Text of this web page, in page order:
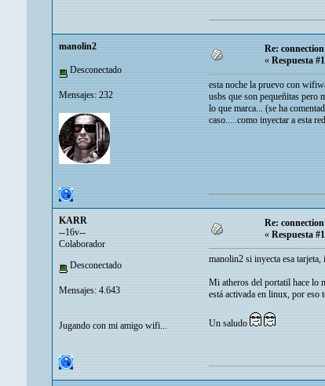
manolin2
Desconectado
Mensajes: 232
Re:
«Respuesta
esta noche la pruevo con
usbs que son pequeñitas pero
lo que marca... (se ha
caso.....como inyectar a esta
KARR
--16v--
Colaborador
Desconectado
Mensajes: 4.643
Jugando con mi amigo wifi...
Re:
« Respuesta
manolin2 si inyecta esa
Mi atheros del portatil hace lo
está activada en linux, por eso
Un saludo